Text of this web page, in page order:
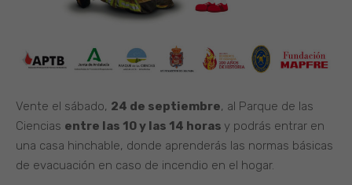
Vente el sábado, 24 de septiembre, al Parque de las
Ciencias entre las 10 y las 14 horas y podrás entrar en
una casa hinchable, donde aprenderás las normas básicas
de evacuación en caso de incendio en el hogar.